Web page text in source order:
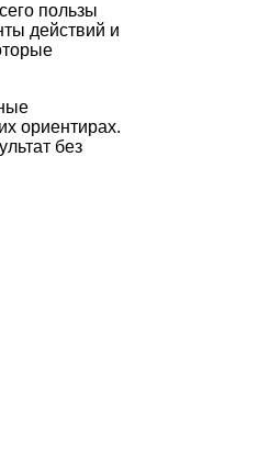
пользы
действий и
ориентирах.
без